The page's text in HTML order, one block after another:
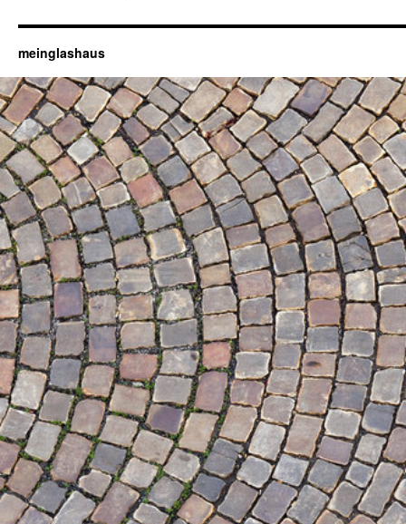
meinglashaus